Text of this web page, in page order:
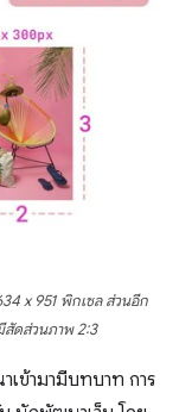
x 951 พิกเซล ส่วนอีก
ดส่วนภาพ 2:3
ข้ามามีบทบาท การ